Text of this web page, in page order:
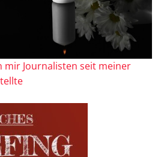
mir Journalisten seit meiner